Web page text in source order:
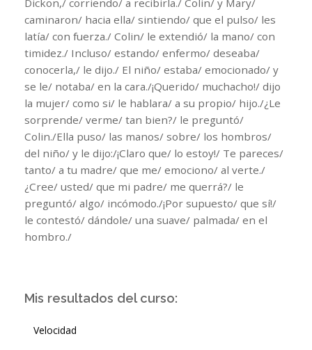
caminaron/ hacia ella/ sintiendo/ que el pulso/ les
latía/ con fuerza./ Colin/ le extendió/ la mano/ con
timidez./ Incluso/ estando/ enfermo/ deseaba/
conocerla,/ le dijo./ El niño/ estaba/ emocionado/ y
se le/ notaba/ en la cara./¡Querido/ muchacho!/ dijo
la mujer/ como si/ le hablara/ a su propio/ hijo./¿Le
sorprende/ verme/ tan bien?/ le preguntó/
Colin./Ella puso/ las manos/ sobre/ los hombros/
del niño/ y le dijo:/¡Claro que/ lo estoy!/ Te pareces/
tanto/ a tu madre/ que me/ emociono/ al verte./
¿Cree/ usted/ que mi padre/ me querrá?/ le
preguntó/ algo/ incómodo./¡Por supuesto/ que sí!/
le contestó/ dándole/ una suave/ palmada/ en el
hombro./
Mis resultados del curso:
Velocidad